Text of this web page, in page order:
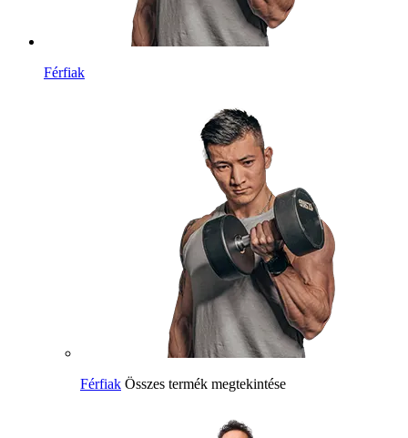
Férfiak
Férfiak Összes termék megtekintése